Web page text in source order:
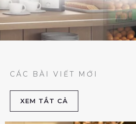
CÁC BÀI VIẾT MỚI
XEM TẮT CẢ